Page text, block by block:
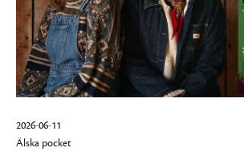
2026-06-11
Älska pocket